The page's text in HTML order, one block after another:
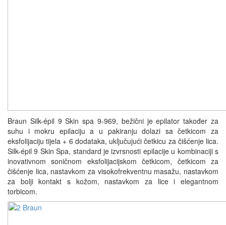
Braun Silk-épil 9 Skin spa 9-969, bežični je epilator također za
suhu i mokru epilaciju a u pakiranju dolazi sa četkicom za
eksfolijaciju tijela + 6 dodataka, uključujući četkicu za čišćenje lica.
Silk-épil 9 Skin Spa, standard je izvrsnosti epilacije u kombinaciji s
inovativnom soničnom eksfolijacijskom četkicom, četkicom za
čišćenje lica, nastavkom za visokofrekventnu masažu, nastavkom
za bolji kontakt s kožom, nastavkom za lice i elegantnom
torbicom.